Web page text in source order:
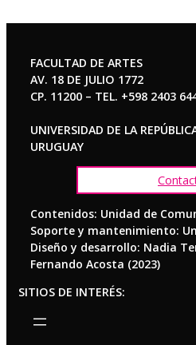
FACULTAD DE ARTES
AV. 18 DE JULIO 1772
CP. 11200 – TEL. +598 2403
UNIVERSIDAD DE LA
URUGUAY
Contenidos: Unidad de
Soporte y mantenimiento:
Diseño y desarrollo: Nadia
Fernando Acosta (2023)
SITIOS DE INTERÉS: